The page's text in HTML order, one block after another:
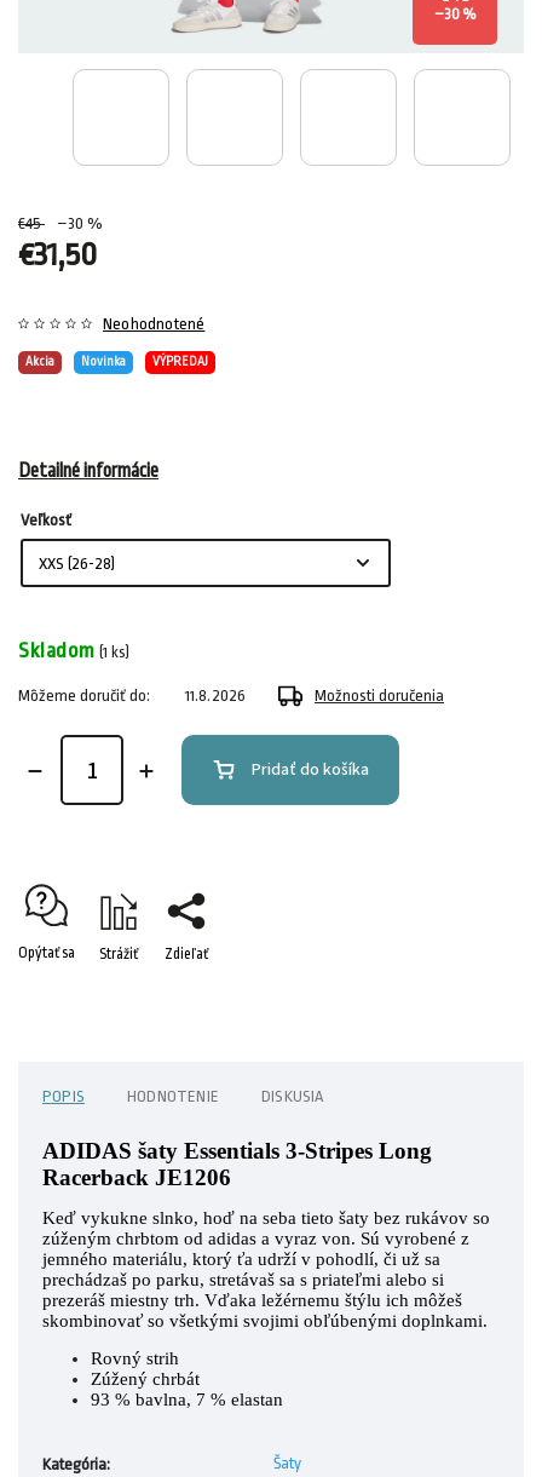
–30 %
€45 –30 %
€31,50
Akcia Novinka VÝPREDAJ
Neohodnotené
Detailné informácie
Veľkosť
Skladom (1 ks)
Môžeme doručiť do: 11.8.2026 Možnosti doručenia
Pridať do košíka
Opýtať sa Strážiť Zdieľať
POPIS HODNOTENIE DISKUSIA
ADIDAS šaty Essentials 3-Stripes Long
Racerback JE1206
Keď vykukne slnko, hoď na seba tieto šaty bez rukávov so
zúženým chrbtom od adidas a vyraz von. Sú vyrobené z
jemného materiálu, ktorý ťa udrží v pohodlí, či už sa
prechádzaš po parku, stretávaš sa s priateľmi alebo si
prezeráš miestny trh. Vďaka ležérnemu štýlu ich môžeš
skombinovať so všetkými svojimi obľúbenými doplnkami.
Rovný strih
Zúžený chrbát
93 % bavlna, 7 % elastan
Kategória: Šaty